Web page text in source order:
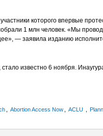
которого впервые
1 млн человек. «Мы
— заявила изданию
известно 6 ноября.
Abortion Access Now ACLU